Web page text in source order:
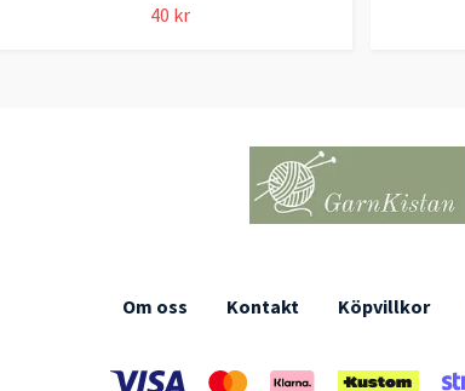
40 kr
Om oss Kontakt Köpvillkor